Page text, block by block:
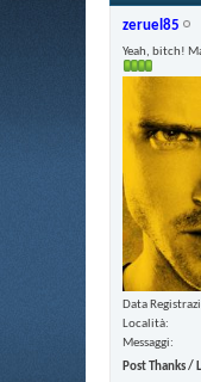
zeruel85
Yeah, bitch!
Data
Località
Messaggi
Post Thanks /